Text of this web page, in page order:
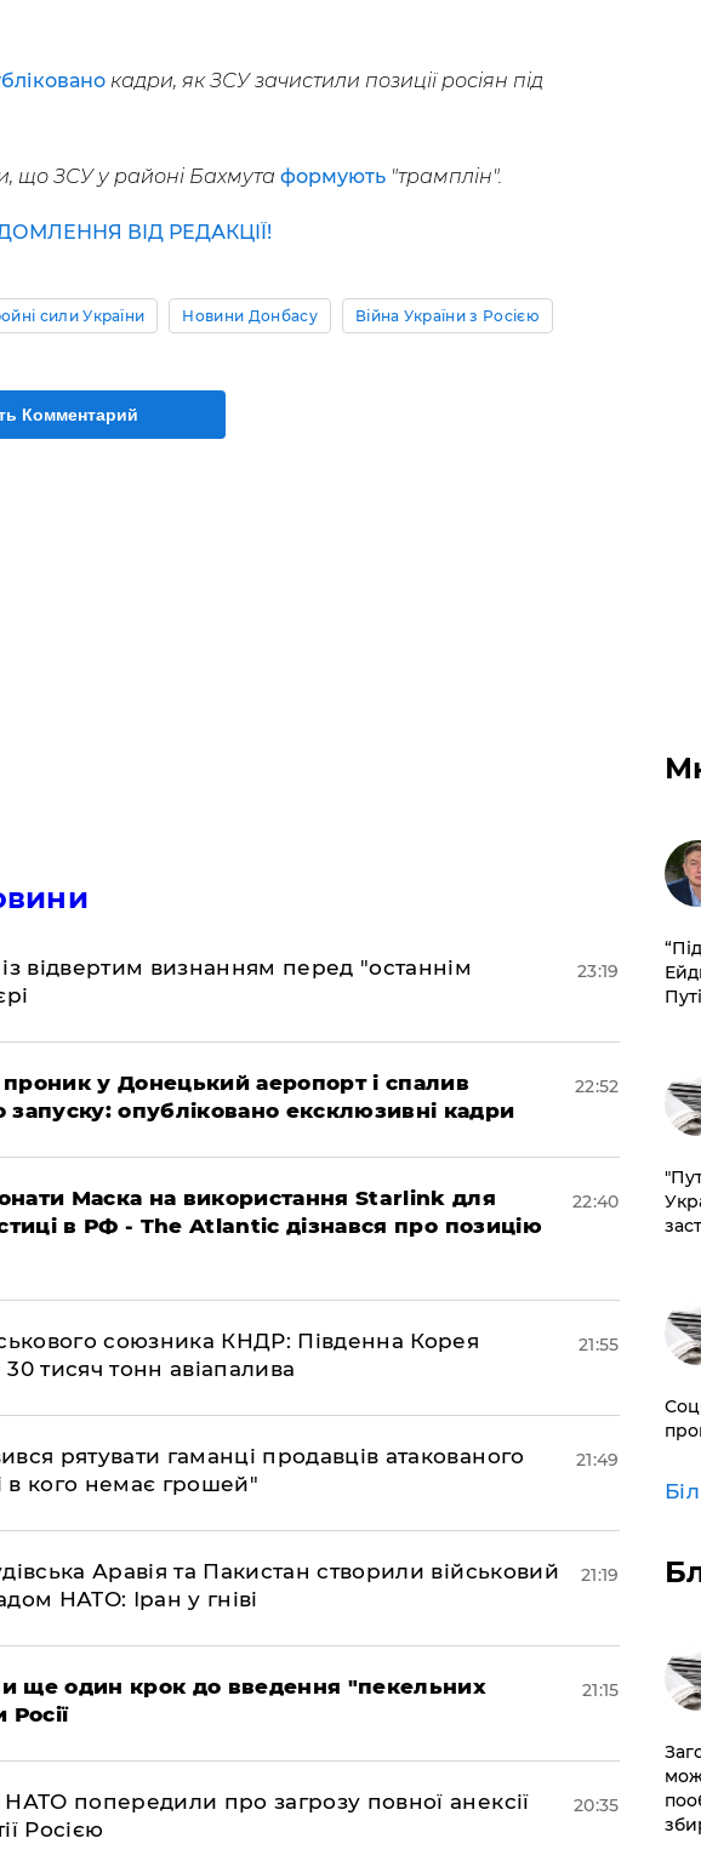
кадри, як ЗСУ зачистили позиції росіян під
що ЗСУ у районі Бахмута формують"трамплін".
ВІД РЕДАКЦІЇ!
сили України Новини Донбасу Війна України з Росією
Комментарий
відвертим визнанням перед "останнім
23:19
у Донецький аеропорт і спалив
опубліковано ексклюзивні кадри
22:52
Маска на використання Starlink для
в РФ - The Atlantic дізнався про позицію
22:40
союзника КНДР: Південна Корея
тисяч тонн авіапалива
21:55
рятувати гаманці продавців атакованого
в кого немає грошей"
21:49
Аравія та Пакистан створили військовий
НАТО: Іран у гніві
21:19
ще один крок до введення "пекельних
21:15
попередили про загрозу повної анексії
Росією
20:35